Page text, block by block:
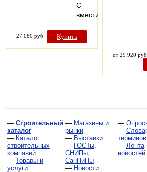
С
вместимостью…
27 080 руб Купить
от 29 920 руб
— Строительный
каталог
— Каталог
строительных
компаний
— Товары и
услуги
— Магазины и
рынки
— Выставки
— ГОСТы,
СНИПы,
СанПиНы
— Новости
—
—
терминов
— Лента